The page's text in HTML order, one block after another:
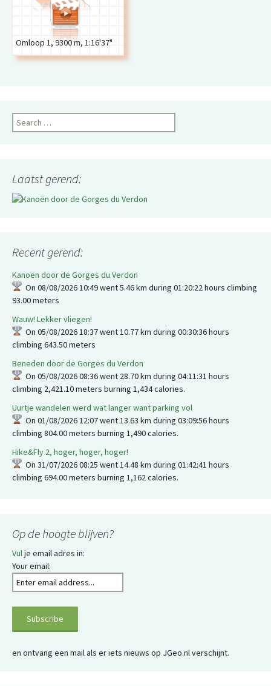
Omloop 1, 9300 m, 1:16'37"
Search
for:
Laatst gerend:
Recent gerend:
Kanoën door de Gorges du Verdon
On 08/08/2026 10:49 went 5.46 km during 01:20:22 hours climbing
93.00 meters
Wauw! Lekker vliegen!
On 05/08/2026 18:37 went 10.77 km during 00:30:36 hours
climbing 643.50 meters
Beneden door de Gorges du Verdon
On 05/08/2026 08:36 went 28.70 km during 04:11:31 hours
climbing 2,421.10 meters burning 1,434 calories.
Uurtje wandelen werd wat langer want parking vol
On 01/08/2026 12:07 went 13.63 km during 03:09:56 hours
climbing 804.00 meters burning 1,490 calories.
Hike&Fly 2, hoger, hoger, hoger!
On 31/07/2026 08:25 went 14.48 km during 01:42:41 hours
climbing 694.00 meters burning 1,162 calories.
Op de hoogte blijven?
Vulje email adres in:
Your email:
en ontvang een mail als er iets nieuws op JGeo.nl verschijnt.